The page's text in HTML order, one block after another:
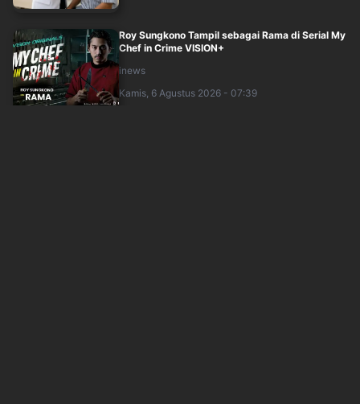
Roy Sungkono Tampil sebagai Rama di Serial My
Chef in Crime VISION+
inews
Kamis, 6 Agustus 2026 - 07:39